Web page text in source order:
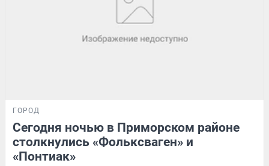
ГОРОД
Сегодня ночью в Приморском районе
столкнулись «Фольксваген» и
«Понтиак»